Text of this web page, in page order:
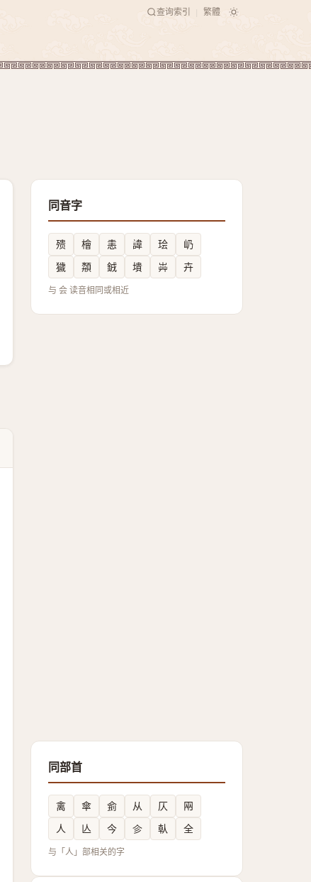
查询索引 繁體
同音字
㱮 檜 恚 諱 㻅
屷
獩
頮 銊 墤 芔 卉
与 会 读音相同或相近
同部首
禽 傘 侴 从 仄
㒳
人
亾 今 㐱 倝 全
与「人」部相关的字